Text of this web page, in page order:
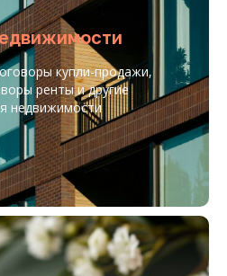
купли-продажи,
ренты и другие
недвижимости